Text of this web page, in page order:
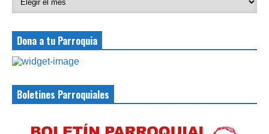
Dona a tu Parroquia
Boletines Parroquiales